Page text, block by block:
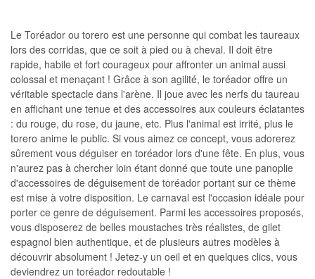
Le Toréador ou torero est une personne qui combat les taureaux
lors des corridas, que ce soit à pied ou à cheval. Il doit être
rapide, habile et fort courageux pour affronter un animal aussi
colossal et menaçant ! Grâce à son agilité, le toréador offre un
véritable spectacle dans l'arène. Il joue avec les nerfs du taureau
en affichant une tenue et des accessoires aux couleurs éclatantes
: du rouge, du rose, du jaune, etc. Plus l'animal est irrité, plus le
torero anime le public. Si vous aimez ce concept, vous adorerez
sûrement vous déguiser en toréador lors d'une fête. En plus, vous
n'aurez pas à chercher loin étant donné que toute une panoplie
d'accessoires de déguisement de toréador portant sur ce thème
est mise à votre disposition. Le carnaval est l'occasion idéale pour
porter ce genre de déguisement. Parmi les accessoires proposés,
vous disposerez de belles moustaches très réalistes, de gilet
espagnol bien authentique, et de plusieurs autres modèles à
découvrir absolument ! Jetez-y un oeil et en quelques clics, vous
deviendrez un toréador redoutable !